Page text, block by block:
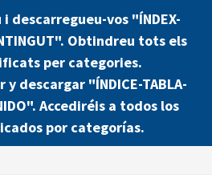
i descarregueu-vos "ÍNDEX-
Obtindreu tots els
per categories.
y descargar "ÍNDICE-TABLA-
Accediréis a todos los
por categorías.